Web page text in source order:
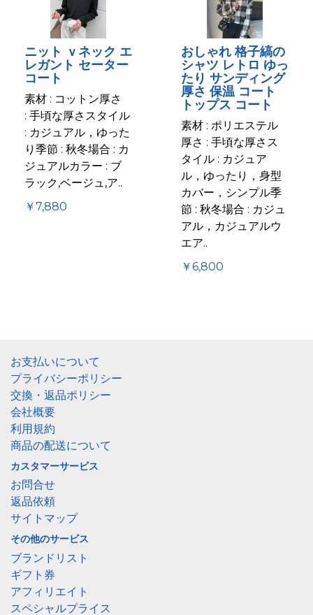
ニット ｖネック エ
レガント セーター
コート
素材 : コットン厚さ
: 手頃な厚さスタイル
: カジュアル，ゆった
り季節 : 秋冬場合 : カ
ジュアルカラー : ブ
ラック,ベージュ,ア..
￥7,880
おしゃれ 格子縞の
シャツ レトロ ゆっ
たり サンディング
厚さ 保温 コート
トップス コート
素材 : ポリエステル
厚さ : 手頃な厚さス
タイル : カジュア
ル，ゆったり，身型
カバー，シンプル季
節 : 秋冬場合 : カジュ
アル，カジュアルウ
エア..
￥6,800
お支払いについて
プライバシーポリシー
交換・返品ポリシー
会社概要
利用規約
商品の配送について
カスタマーサービス
お問合せ
返品依頼
サイトマップ
その他のサービス
ブランドリスト
ギフト券
アフィリエイト
スペシャルプライス